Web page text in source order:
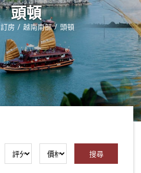
頭頓
訂房 越南南部 頭頓